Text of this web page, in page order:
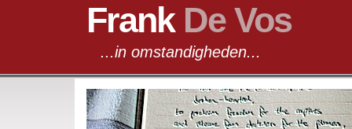
Frank De Vos
...in omstandigheden...